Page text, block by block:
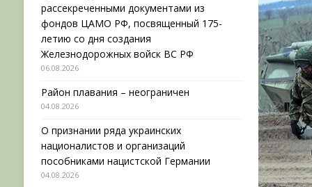
рассекреченными документами из
фондов ЦАМО РФ, посвященный 175-
летию со дня создания
Железнодорожных войск ВС РФ
06.08.2026
Район плавания – неограничен
04.08.2026
О признании ряда украинских
националистов и организаций
пособниками нацистской Германии
04.08.2026